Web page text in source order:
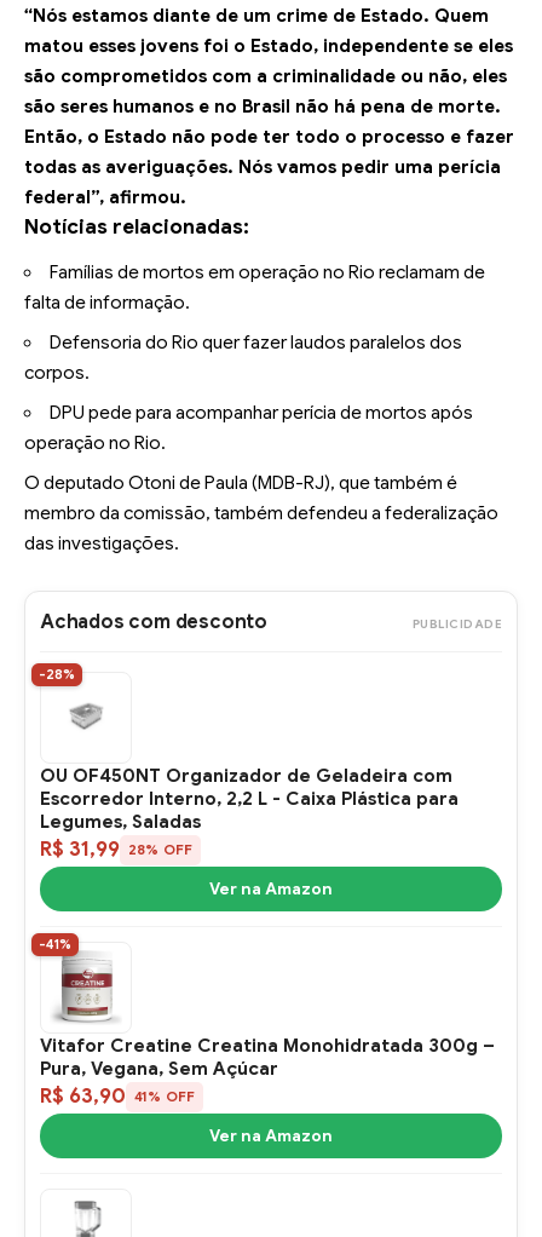
“Nós estamos diante de um crime de Estado. Quem
matou esses jovens foi o Estado, independente se eles
são comprometidos com a criminalidade ou não, eles
são seres humanos e no Brasil não há pena de morte.
Então, o Estado não pode ter todo o processo e fazer
todas as averiguações. Nós vamos pedir uma perícia
federal”, afirmou.
Notícias relacionadas:
Famílias de mortos em operação no Rio reclamam de
falta de informação.
Defensoria do Rio quer fazer laudos paralelos dos
corpos.
DPU pede para acompanhar perícia de mortos após
operação no Rio.
O deputado Otoni de Paula (MDB-RJ), que também é
membro da comissão, também defendeu a federalização
das investigações.
Achados com desconto PUBLICIDADE
-28%
OU OF450NT Organizador de Geladeira com
Escorredor Interno, 2,2 L - Caixa Plástica para
Legumes, Saladas
R$ 31,99 28% OFF
Ver na Amazon
-41%
Vitafor Creatine Creatina Monohidratada 300g –
Pura, Vegana, Sem Açúcar
R$ 63,90 41% OFF
Ver na Amazon